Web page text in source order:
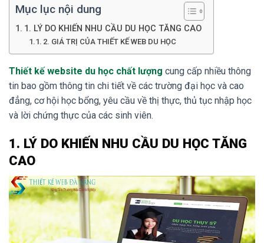
Mục lục nội dung
1. LÝ DO KHIẾN NHU CẦU DU HỌC TĂNG CAO
2. GIÁ TRỊ CỦA THIẾT KẾ WEB DU HỌC
Thiết kế website du học chất lượng cung cấp nhiều thông
tin bao gồm thông tin chi tiết về các trường đại học và cao
đẳng, cơ hội học bổng, yêu cầu về thị thực, thủ tục nhập học
và lời chứng thực của các sinh viên.
1. LÝ DO KHIẾN NHU CẦU DU HỌC TĂNG
CAO